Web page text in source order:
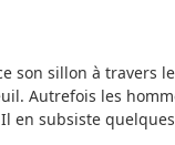
son sillon à travers
Autrefois les
en subsiste